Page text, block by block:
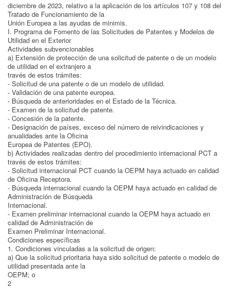
diciembre de 2023, relativo a la aplicación de los artículos 107 y 108 del
Tratado de Funcionamiento de la
Unión Europea a las ayudas de minimis.
I. Programa de Fomento de las Solicitudes de Patentes y Modelos de
Utilidad en el Exterior
Actividades subvencionables
a) Extensión de protección de una solicitud de patente o de un modelo
de utilidad en el extranjero a
través de estos trámites:
- Solicitud de una patente o de un modelo de utilidad.
- Validación de una patente europea.
- Búsqueda de anterioridades en el Estado de la Técnica.
- Examen de la solicitud de patente.
- Concesión de la patente.
- Designación de países, exceso del número de reivindicaciones y
anualidades ante la Oficina
Europea de Patentes (EPO).
b) Actividades realizadas dentro del procedimiento internacional PCT a
través de estos trámites:
- Solicitud internacional PCT cuando la OEPM haya actuado en calidad
de Oficina Receptora.
- Búsqueda internacional cuando la OEPM haya actuado en calidad de
Administración de Búsqueda
Internacional.
- Examen preliminar internacional cuando la OEPM haya actuado en
calidad de Administración de
Examen Preliminar Internacional.
Condiciones específicas
1. Condiciones vinculadas a la solicitud de origen:
a) Que la solicitud prioritaria haya sido solicitud de patente o modelo de
utilidad presentada ante la
OEPM; o
2